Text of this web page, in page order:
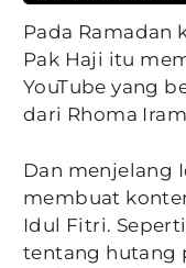
Pada Ramadan
Pak Haji itu
YouTube yang
dari Rhoma
Dan menjelang
membuat
Idul Fitri.
tentang hutang